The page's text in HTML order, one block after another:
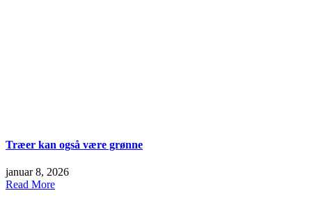
Træer kan også være grønne
januar 8, 2026
Read More